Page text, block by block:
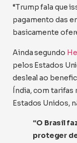
“Trump fala que
pagamento das
basicamente
Ainda segundo
pelos Estados
desleal ao
Índia, com tarifas
Estados Unidos,
“O Brasil
proteger